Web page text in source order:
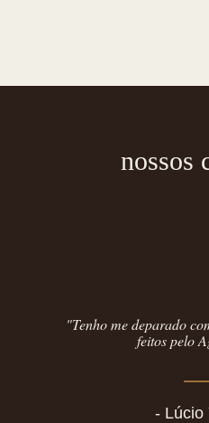
nossos
"Tenho me deparado
feitos pelo
- Lúcio